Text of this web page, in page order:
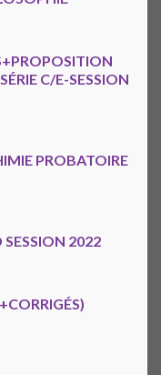
C/E-SESSION
PROBATOIRE
SESSION 2022